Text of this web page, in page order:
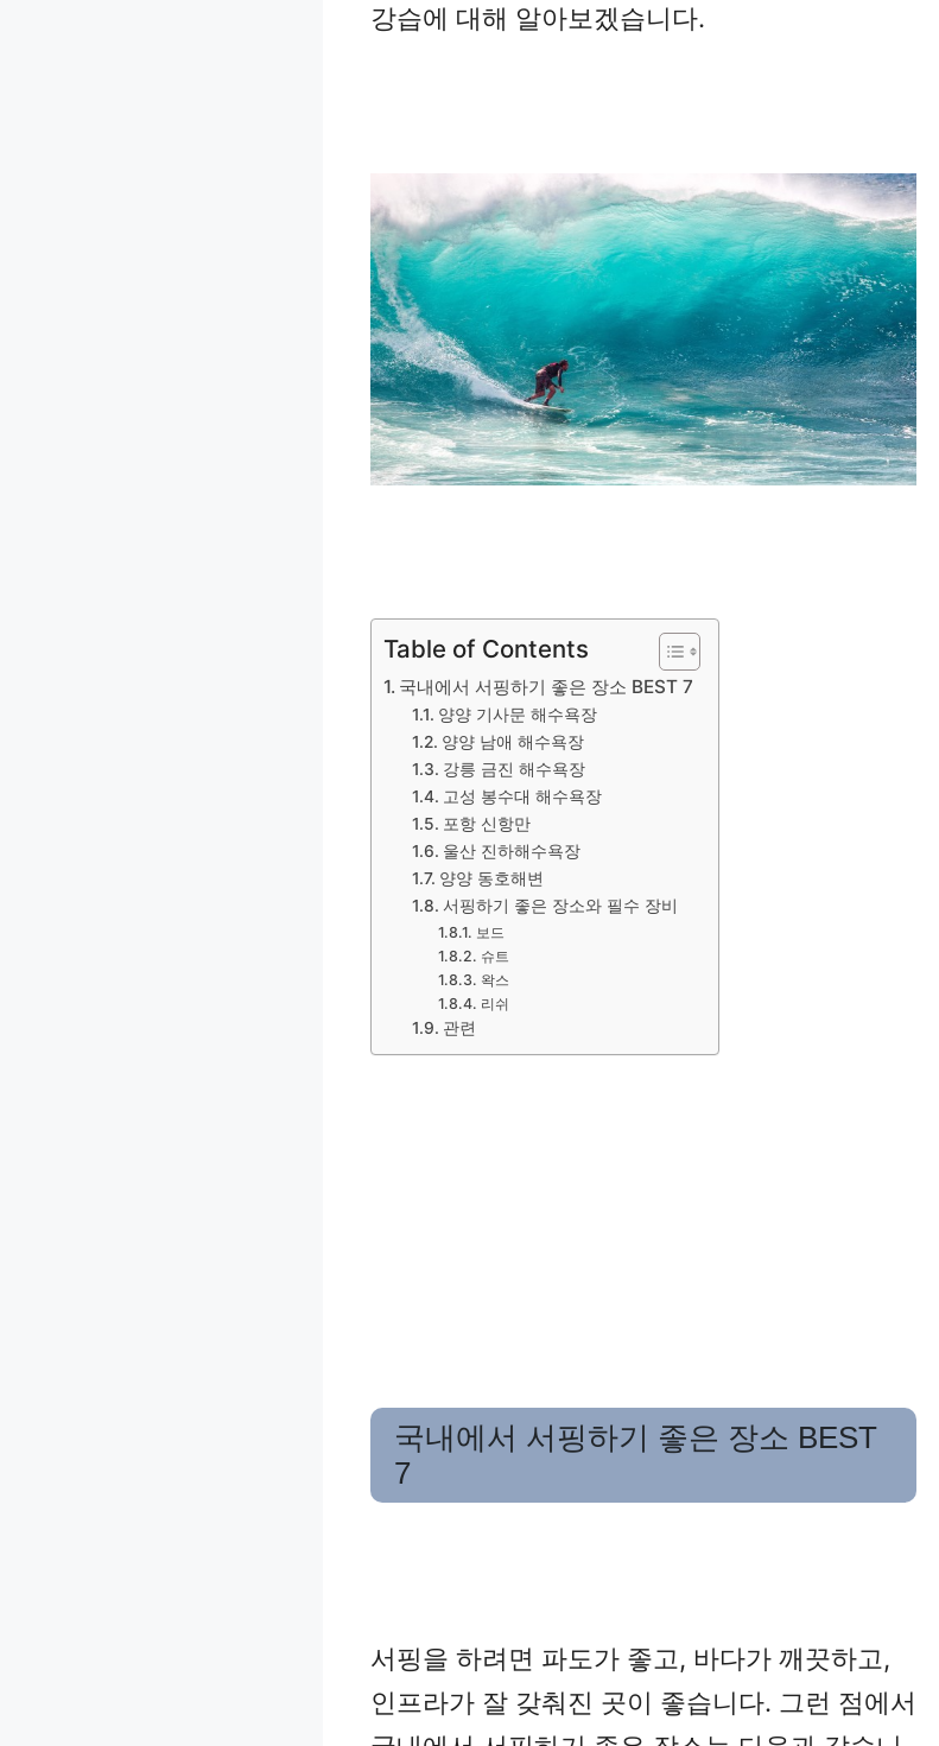
강습에 대해 알아보겠습니다.
Table of Contents
국내에서 서핑하기 좋은 장소 BEST 7
양양 기사문 해수욕장
양양 남애 해수욕장
강릉 금진 해수욕장
고성 봉수대 해수욕장
포항 신항만
울산 진하해수욕장
양양 동호해변
서핑하기 좋은 장소와 필수 장비
보드
슈트
왁스
리쉬
관련
국내에서 서핑하기 좋은 장소 BEST
7
서핑을 하려면 파도가 좋고, 바다가 깨끗하고,
인프라가 잘 갖춰진 곳이 좋습니다. 그런 점에서